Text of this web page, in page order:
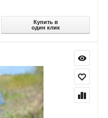
Купить в
один клик